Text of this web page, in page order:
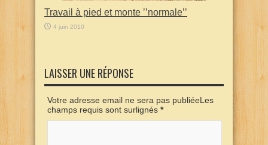
Travail à pied et monte ’’normale’’
4 juin 2010
LAISSER UNE RÉPONSE
Votre adresse email ne sera pas publiéeLes
champs requis sont surlignés *